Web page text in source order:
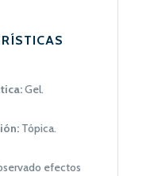
Gel.
Tópica.
efectos